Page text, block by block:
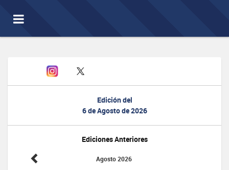
Toggle
navigation
Edición del
6 de Agosto de 2026
Ediciones Anteriores
Agosto 2026